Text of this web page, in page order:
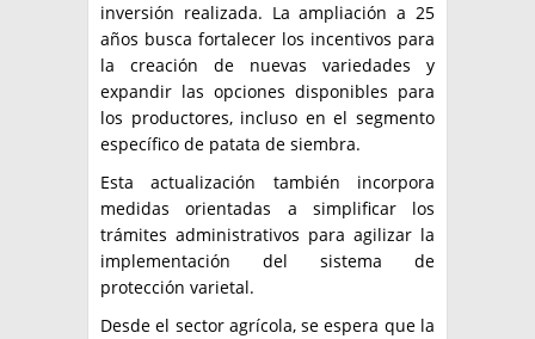
inversión realizada. La ampliación a 25
años busca fortalecer los incentivos para
la creación de nuevas variedades y
expandir las opciones disponibles para
los productores, incluso en el segmento
específico de patata de siembra.
Esta actualización también incorpora
medidas orientadas a simplificar los
trámites administrativos para agilizar la
implementación del sistema de
protección varietal.
Desde el sector agrícola, se espera que la